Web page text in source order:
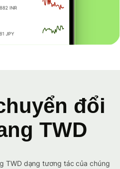
đổi
TWD
TWD dạng tương tác của chúng